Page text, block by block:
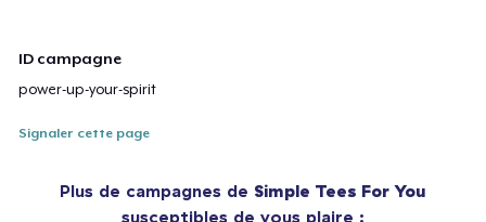
ID campagne
power-up-your-spirit
Signaler cette page
Plus de campagnes de Simple Tees For You
susceptibles de vous plaire :